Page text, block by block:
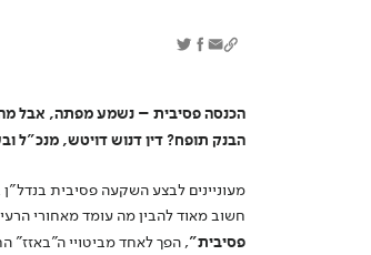
הכנסה פסיבית – נשמע מפתה, אבל מה
הבנק תופח? דין דנוש דויטש, מנכ"ל
מעוניינים לבצע השקעה פסיבית
חשוב מאוד להבין מה עומד מאחורי
פסיבית", הפך לאחד מביטויי ה"באזז"